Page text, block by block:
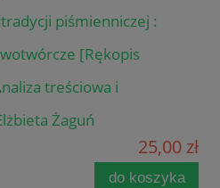
piśmienniczej :
[Rękopis
treściowa i
Żaguń
25,00 zł
do koszyka